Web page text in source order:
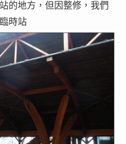
的地方，但因整修，我們
時站